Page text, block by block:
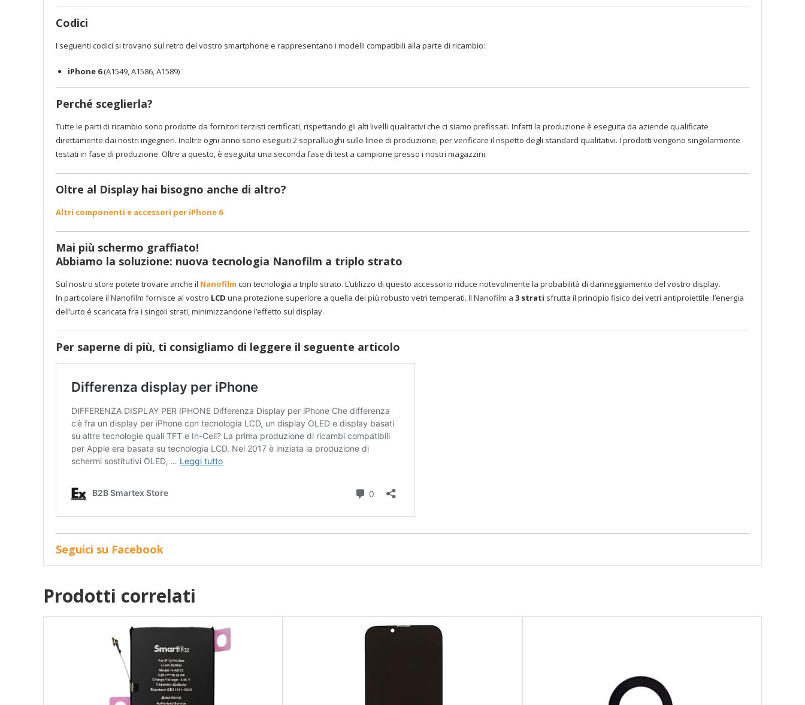
Codici
I seguenti codici si trovano sul retro del vostro smartphone e rappresentano i modelli compatibili alla parte di ricambio:
iPhone 6(A1549, A1586, A1589)
Perché sceglierla?
Tutte le parti di ricambio sono prodotte da fornitori terzisti certificati, rispettando gli alti livelli qualitativi che ci siamo prefissati. Infatti la produzione è eseguita da aziende qualificate
direttamente dai nostri ingegneri. Inoltre ogni anno sono eseguiti 2 sopralluoghi sulle linee di produzione, per verificare il rispetto degli standard qualitativi. I prodotti vengono singolarmente
testati in fase di produzione. Oltre a questo, è eseguita una seconda fase di test a campione presso i nostri magazzini.
Oltre al Display hai bisogno anche di altro?
Altri componenti e accessori per iPhone 6
Mai più schermo graffiato!
Abbiamo la soluzione: nuova tecnologia Nanofilm a triplo strato
Sul nostro store potete trovare anche il Nanofilm con tecnologia a triplo strato. L’utilizzo di questo accessorio riduce notevolmente la probabilità di danneggiamento del vostro display.
In particolare il Nanofilm fornisce al vostro LCD una protezione superiore a quella dei più robusto vetri temperati. Il Nanofilm a 3 strati sfrutta il principio fisico dei vetri antiproiettile: l’energia
dell’urto é scaricata fra i singoli strati, minimizzandone l’effetto sul display.
Per saperne di più, ti consigliamo di leggere il seguente articolo
Seguici su Facebook
Prodotti correlati